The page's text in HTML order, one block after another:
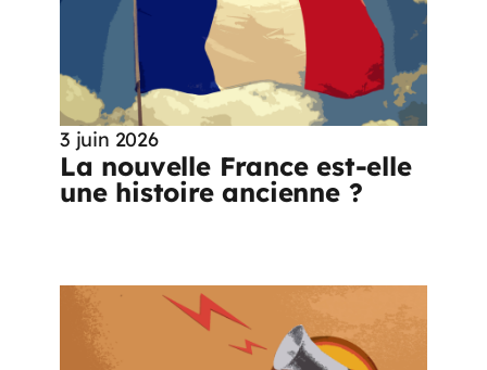
3 juin 2026
La nouvelle France est-elle
une histoire ancienne ?